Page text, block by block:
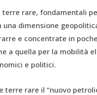
terre rare, fondamentali
dimensione
e concentrate in
a quella per la mobilità
e politici.
terre rare il “nuovo